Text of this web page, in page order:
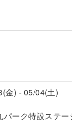
金) - 05/04(土)
パーク特設ステー